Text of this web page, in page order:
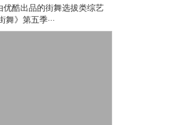
优酷出品的街舞选拔类综艺
舞》第五季···